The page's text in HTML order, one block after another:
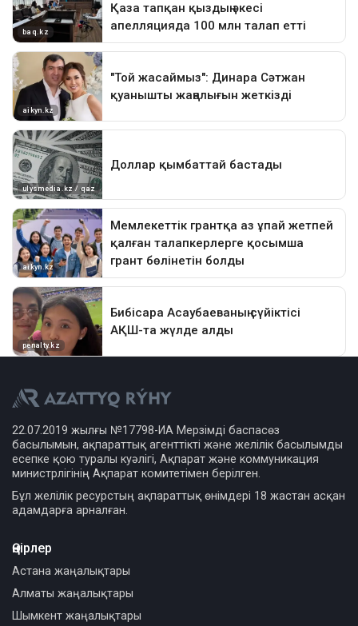
22.07.2019 жылғы №17798-ИА Мерзімді баспасөз
басылымын, ақпараттық агенттікті және желілік басылымды
есепке қою туралы куәлігі, Ақпарат және коммуникация
министрлігінің Ақпарат комитетімен берілген.
Бұл желілік ресурстың ақпараттық өнімдері 18 жастан асқан
адамдарға арналған.
Өңірлер
Астана жаңалықтары
Алматы жаңалықтары
Шымкент жаңалықтары